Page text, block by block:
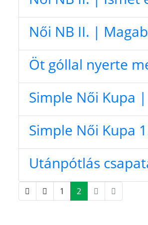
Női NB II. |
Öt góllal nyerte
Simple Női Kupa
Simple Női Kupa
Utánpótlás
1 2